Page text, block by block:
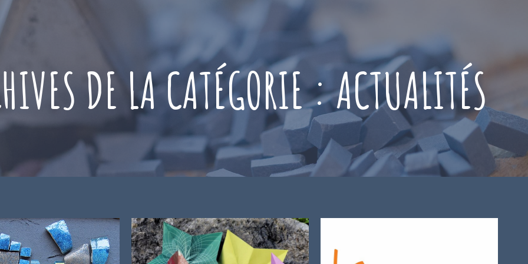
DE LA CATÉGORIE :ACTUALITÉS